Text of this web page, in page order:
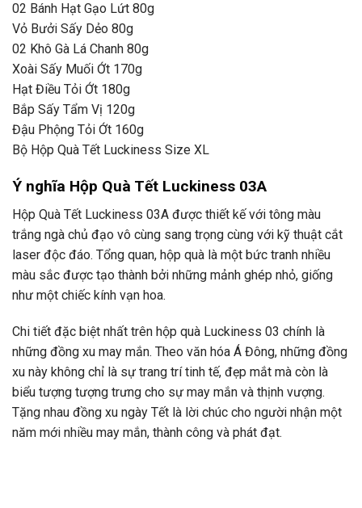
02 Bánh Hạt Gạo Lứt 80g
Vỏ Bưởi Sấy Dẻo 80g
02 Khô Gà Lá Chanh 80g
Xoài Sấy Muối Ớt 170g
Hạt Điều Tỏi Ớt 180g
Bắp Sấy Tẩm Vị 120g
Đậu Phộng Tỏi Ớt 160g
Bộ Hộp Quà Tết Luckiness Size XL
Ý nghĩa Hộp Quà Tết Luckiness 03A
Hộp Quà Tết Luckiness 03A được thiết kế với tông màu
trắng ngà chủ đạo vô cùng sang trọng cùng với kỹ thuật cắt
laser độc đáo. Tổng quan, hộp quà là một bức tranh nhiều
màu sắc được tạo thành bởi những mảnh ghép nhỏ, giống
như một chiếc kính vạn hoa.
Chi tiết đặc biệt nhất trên hộp quà Luckiness 03 chính là
những đồng xu may mắn. Theo văn hóa Á Đông, những đồng
xu này không chỉ là sự trang trí tinh tế, đẹp mắt mà còn là
biểu tượng tượng trưng cho sự may mắn và thịnh vượng.
Tặng nhau đồng xu ngày Tết là lời chúc cho người nhận một
năm mới nhiều may mắn, thành công và phát đạt.